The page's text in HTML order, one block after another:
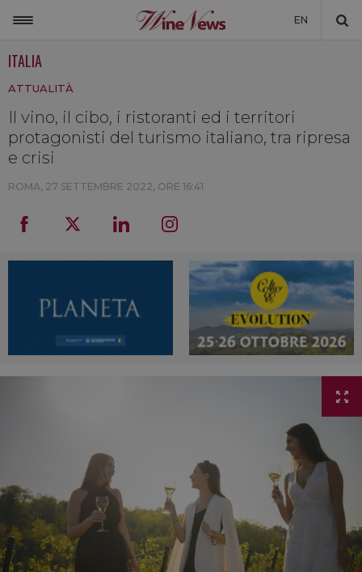
EN
NON SOLO VINO
LA CANTINA DI WINENEWS
DICONO DI NOI
ITALIA
ATTUALITÀ
Il vino, il cibo, i ristoranti ed i territori
protagonisti del turismo italiano, tra ripresa
e crisi
ROMA, 27 SETTEMBRE 2022, ORE 16:41